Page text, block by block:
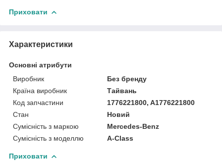
Приховати
Характеристики
Основні атрибути
Виробник
Без бренду
Країна виробник
Тайвань
Код запчастини
1776221800, A1776221800
Стан
Новий
Сумісність з маркою
Mercedes-Benz
Сумісність з моделлю
A-Class
Приховати